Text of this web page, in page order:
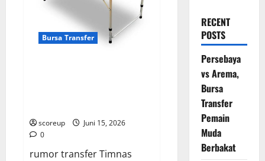
Bursa Transfer
scoreup
Juni 15, 2026
0
rumor transfer Timnas
RECENT
POSTS
Persebaya
vs Arema,
Bursa
Transfer
Pemain
Muda
Berbakat